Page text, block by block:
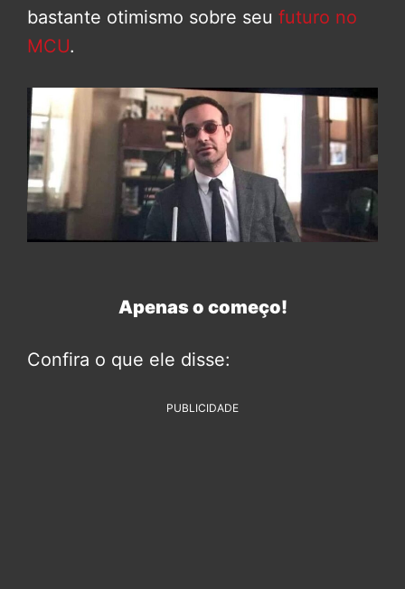
bastante otimismo sobre seu futuro no
MCU.
Apenas o começo!
Confira o que ele disse:
PUBLICIDADE